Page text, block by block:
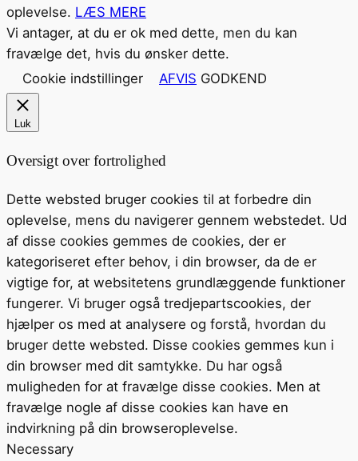
oplevelse. LÆS MERE
Vi antager, at du er ok med dette, men du kan
fravælge det, hvis du ønsker dette.
Cookie indstillinger
AFVIS GODKEND
Luk
Oversigt over fortrolighed
Dette websted bruger cookies til at forbedre din
oplevelse, mens du navigerer gennem webstedet. Ud
af disse cookies gemmes de cookies, der er
kategoriseret efter behov, i din browser, da de er
vigtige for, at websitetens grundlæggende funktioner
fungerer. Vi bruger også tredjepartscookies, der
hjælper os med at analysere og forstå, hvordan du
bruger dette websted. Disse cookies gemmes kun i
din browser med dit samtykke. Du har også
muligheden for at fravælge disse cookies. Men at
fravælge nogle af disse cookies kan have en
indvirkning på din browseroplevelse.
Necessary